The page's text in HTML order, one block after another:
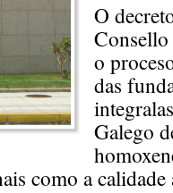
O
o
das
Galego
como a calidade